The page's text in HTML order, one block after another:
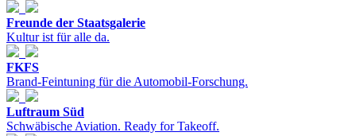
Freunde der Staatsgalerie
Kultur ist für alle da.
FKFS
Brand-Feintuning für die Automobil-Forschung.
Luftraum Süd
Schwäbische Aviation. Ready for Takeoff.